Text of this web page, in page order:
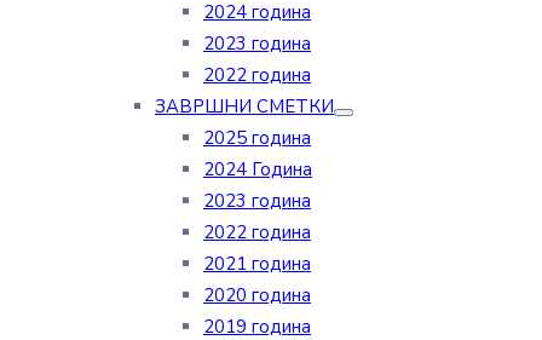
2024 година
2023 година
2022 година
ЗАВРШНИ СМЕТКИ
2025 година
2024 Година
2023 година
2022 година
2021 година
2020 година
2019 година